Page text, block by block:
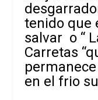
tenido que
salvar o “
Carretas “
en el frio